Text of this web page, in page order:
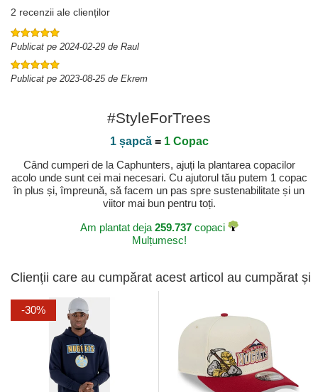
2 recenzii ale clienților
Publicat pe 2024-02-29 de Raul
Publicat pe 2023-08-25 de Ekrem
#StyleForTrees
1 șapcă= 1 Copac
Când cumperi de la Caphunters, ajuți la plantarea copacilor
acolo unde sunt cei mai necesari. Cu ajutorul tău putem 1 copac
în plus și, împreună, să facem un pas spre sustenabilitate și un
viitor mai bun pentru toți.
Am plantat deja 259.737copaci
Mulțumesc!
Clienții care au cumpărat acest articol au cumpărat și
-30%